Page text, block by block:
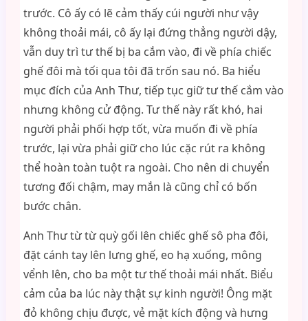
trước. Cô ấy có lẽ cảm thấy cúi người như vậy
không thoải mái, cô ấy lại đứng thẳng người dậy,
vẫn duy trì tư thế bị ba cắm vào, đi về phía chiếc
ghế đôi mà tối qua tôi đã trốn sau nó. Ba hiểu
mục đích của Anh Thư, tiếp tục giữ tư thế cắm vào
nhưng không cử động. Tư thế này rất khó, hai
người phải phối hợp tốt, vừa muốn đi về phía
trước, lại vừa phải giữ cho lúc cặc rút ra không
thể hoàn toàn tuột ra ngoài. Cho nên di chuyển
tương đối chậm, may mắn là cũng chỉ có bốn
bước chân.
Anh Thư từ từ quỳ gối lên chiếc ghế sô pha đôi,
đặt cánh tay lên lưng ghế, eo hạ xuống, mông
vểnh lên, cho ba một tư thế thoải mái nhất. Biểu
cảm của ba lúc này thật sự kinh người! Ông mặt
đỏ không chịu được, vẻ mặt kích động và hưng